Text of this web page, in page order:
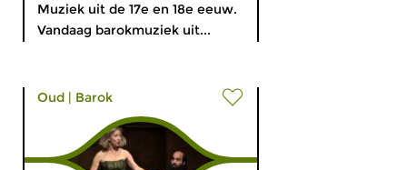
Muziek uit de 17e en 18e eeuw.
Vandaag barokmuziek uit...
Oud | Barok